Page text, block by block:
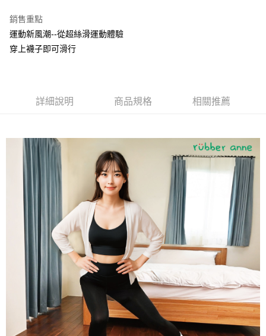
AFTEE先享後付
相關說明
AFTEE先享後付是「在收到商品之後才付款」的支付方式。 讓您購物簡單
３．安心：先確認商品／服務後，再付款。
結帳頁面，進行簡訊認證並確認金額後，即可完成結帳。
２．訂單成立數日內，您將收到繳費通知簡訊。
３．收到繳費通知簡訊後14天內，點擊此簡訊中的連結，可透過四大超商／
ATM／網路銀行／等多元方式進行付款，方視為交易完成。
※ 請注意：結帳手續完成當下不需立刻繳費，但若您需要取消訂單，請聯絡
購買商品的店家。未經商家同意取消之訂單仍視為有效，需透過AFTEE先享
後付繳納相關費用。
※ 交易是否成功請以「AFTEE先享後付 」之結帳頁面顯示為準，若有關於
是否繳費成功／繳費後需取消欲退款等相關疑問，請聯繫「AFTEE先享後付
客戶支援中心」https://netprotections.freshdesk.com/support/home
１．透過由恩沛科技股份有限公司提供之「AFTEE先享後付」服務完成之交
易，需依本服務之必要範圍內提供個人資料，並將交易相關給付款項請求債
權轉讓予恩沛科技股份有限公司。
２．關於個人資料處理事宜，請瀏覽以下網址：
https://aftee.tw/terms/#terms3
３．未成年的使用者請事先徵得法定代理人或監護人之同意方可使用
「AFTEE先享後付」，若未經同意申辦者引起之損失，本公司不負相關責
ATM付款
運送方式
每筆NT$100，滿NT$1,000(含以上)免運費
黑貓貨到付款
每筆NT$150，滿NT$1,000(含以上)免運費
銷售重點
運動新風潮--從超絲滑運動體驗
穿上襪子即可滑行
詳細說明 商品規格 相關推薦